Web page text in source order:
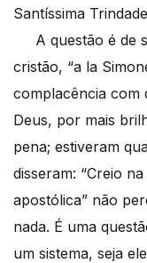
Santíssima
A questão é de
cristão, “a la
complacência com
Deus, por mais
pena; estiveram
disseram: “Creio
apostólica” não
nada. É uma
um sistema, seja